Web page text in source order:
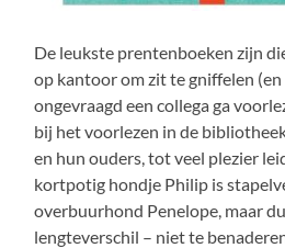
De leukste prentenboeken zijn
op kantoor om zit te gniffelen
ongevraagd een collega ga
bij het voorlezen in de
en hun ouders, tot veel plezier
kortpotig hondje Philip is
overbuurhond Penelope, maar
lengteverschil – niet te